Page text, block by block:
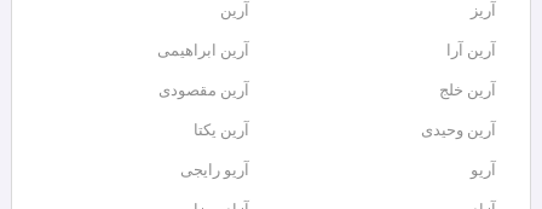
آریز آرین
آرین آرا آرین ابراهیمی
آرین خلج آرین مقصودی
آرین وحیدی آرین یکتا
آریو آریو رایجی